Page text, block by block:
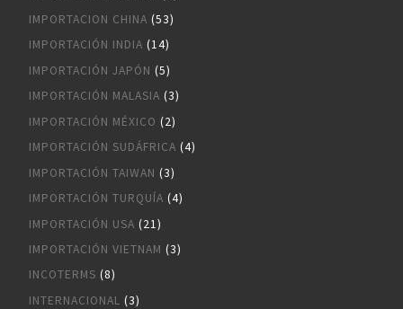
IMPORTACION CHINA (53)
IMPORTACIÓN INDIA (14)
IMPORTACIÓN JAPÓN (5)
IMPORTACIÓN MALASIA (3)
IMPORTACIÓN MÉXICO (2)
IMPORTACIÓN SUDÁFRICA (4)
IMPORTACIÓN TAIWAN (3)
IMPORTACIÓN TURQUÍA (4)
IMPORTACIÓN USA (21)
IMPORTACIÓN VIETNAM (3)
INCOTERMS (8)
INTERNACIONAL (3)